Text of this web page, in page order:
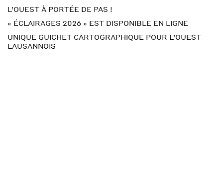
L’OUEST À PORTÉE DE PAS !
« ÉCLAIRAGES 2026 » EST DISPONIBLE EN LIGNE
UNIQUE GUICHET CARTOGRAPHIQUE POUR L’OUEST
LAUSANNOIS